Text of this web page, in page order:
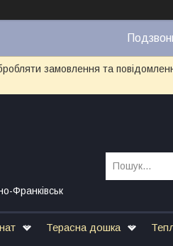
замовлення та
Франківськ
Терасна дошка